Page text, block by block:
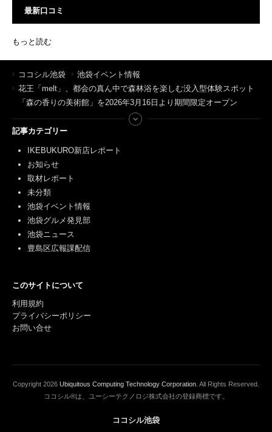
最新口コミ
もっと読む
ココシル池袋
池袋イベント情報
花王「melt」、都会の真ん中で森林浴を楽しむ没入型体験スポット
「森の香りの美術館」を2026年3月16日より期間限定オープン
記事カテゴリー
IKEBUKURO新店レポート
お知らせ
取材レポート
未分類
池袋イベント情報
池袋グルメ発見部
池袋ニュース
豊島区広報課配信
このサイトについて
利用規約
プライバシーポリシー
お問い合せ
Copyright 2026 Ubiquitous Computing Technology Corporation . All Rights Reserved.
ココシル®は、ユーシーテクノロジ株式会社の登録商標です。
ココシル池袋